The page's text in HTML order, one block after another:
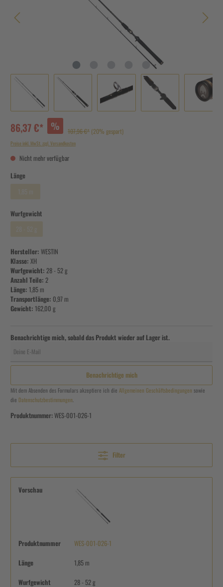
86,37 €* % 107,96 €* (20% gespart)
Preise inkl. MwSt. zzgl. Versandkosten
Nicht mehr verfügbar
Länge
Wurfgewicht
Hersteller: WESTIN
Klasse: XH
Wurfgewicht: 28 - 52 g
Anzahl Teile: 2
Länge: 1,85 m
Transportlänge: 0,97 m
Gewicht: 162,00 g
Benachrichtige mich, sobald das Produkt wieder auf Lager ist.
Benachrichtige mich
Mit dem Absenden des Formulars akzeptiere ich die Allgemeinen Geschäftsbedingungen sowie
die Datenschutzbestimmungen.
Produktnummer:WES-001-026-1
Filter
Vorschau
Produktnummer WES-001-026-1
Länge 1,85 m
Wurfgewicht 28 - 52 g